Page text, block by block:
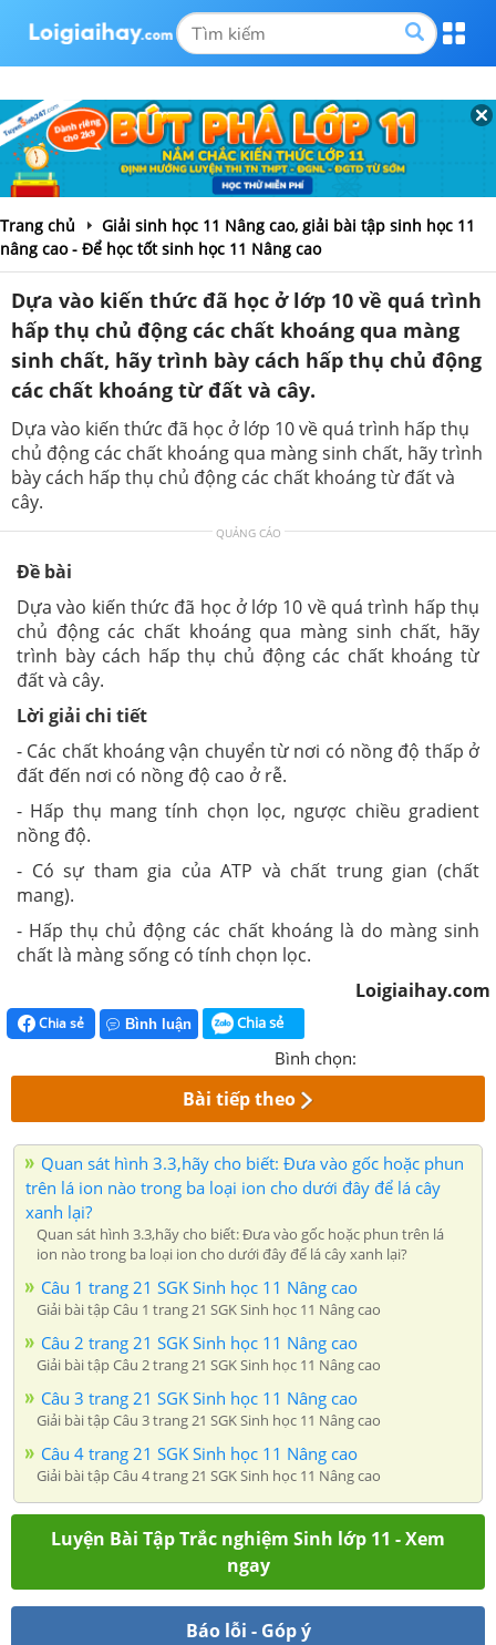
Trang chủ
Giải sinh học 11 Nâng cao, giải bài tập sinh học 11
nâng cao - Để học tốt sinh học 11 Nâng cao
Dựa vào kiến thức đã học ở lớp 10 về quá trình
hấp thụ chủ động các chất khoáng qua màng
sinh chất, hãy trình bày cách hấp thụ chủ động
các chất khoáng từ đất và cây.
Dựa vào kiến thức đã học ở lớp 10 về quá trình hấp thụ
chủ động các chất khoáng qua màng sinh chất, hãy trình
bày cách hấp thụ chủ động các chất khoáng từ đất và
cây.
QUẢNG CÁO
Đề bài
Dựa vào kiến thức đã học ở lớp 10 về quá trình hấp thụ
chủ động các chất khoáng qua màng sinh chất, hãy
trình bày cách hấp thụ chủ động các chất khoáng từ
đất và cây.
Lời giải chi tiết
- Các chất khoáng vận chuyển từ nơi có nồng độ thấp ở
đất đến nơi có nồng độ cao ở rễ.
- Hấp thụ mang tính chọn lọc, ngược chiều gradient
nồng độ.
- Có sự tham gia của ATP và chất trung gian (chất
mang).
- Hấp thụ chủ động các chất khoáng là do màng sinh
chất là màng sống có tính chọn lọc.
Loigiaihay.com
Chia sẻ Bình luận Chia sẻ
Bình chọn:
Bài tiếp theo
Quan sát hình 3.3,hãy cho biết: Đưa vào gốc hoặc phun
trên lá ion nào trong ba loại ion cho dưới đây để lá cây
xanh lại?
Quan sát hình 3.3,hãy cho biết: Đưa vào gốc hoặc phun trên lá
ion nào trong ba loại ion cho dưới đây để lá cây xanh lại?
Câu 1 trang 21 SGK Sinh học 11 Nâng cao
Giải bài tập Câu 1 trang 21 SGK Sinh học 11 Nâng cao
Câu 2 trang 21 SGK Sinh học 11 Nâng cao
Giải bài tập Câu 2 trang 21 SGK Sinh học 11 Nâng cao
Câu 3 trang 21 SGK Sinh học 11 Nâng cao
Giải bài tập Câu 3 trang 21 SGK Sinh học 11 Nâng cao
Câu 4 trang 21 SGK Sinh học 11 Nâng cao
Giải bài tập Câu 4 trang 21 SGK Sinh học 11 Nâng cao
Luyện Bài Tập Trắc nghiệm Sinh lớp 11 - Xem
ngay
Báo lỗi - Góp ý